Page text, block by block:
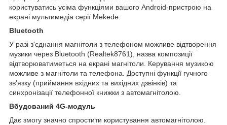
користуватись усіма функціями вашого Android-пристрою на
екрані мультимедіа серії Mekede.
Bluetooth
У разі з'єднання магнітоли з телефоном можливе відтворення
музики через Bluetooth (Realtek8761), назва композиції
відтворюватиметься на екрані магнітоли. Керування музикою
можливе з магнітоли та телефона. Доступні функції гучного
зв'язку (приймання вхідних та вихідних дзвінків) та
синхронізації телефонної книжки з автомагнітолою.
Вбудований 4G-модуль
Дає змогу значно спростити користування автомагнітолою.